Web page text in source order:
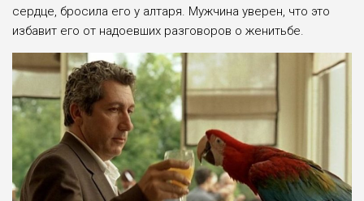
сердце, бросила его у алтаря. Мужчина уверен, что это
избавит его от надоевших разговоров о женитьбе.